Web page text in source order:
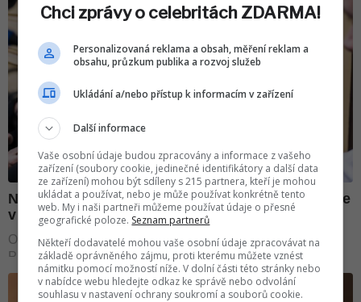
Chci zprávy o celebritách ZDARMA!
Personalizovaná reklama a obsah, měření reklam a
obsahu, průzkum publika a rozvoj služeb
Ukládání a/nebo přístup k informacím v zařízení
Další informace
Vaše osobní údaje budou zpracovány a informace z vašeho
zařízení (soubory cookie, jedinečné identifikátory a další data
ze zařízení) mohou být sdíleny s 215 partnera, kteří je mohou
ukládat a používat, nebo je může používat konkrétně tento
web. My i naši partneři můžeme používat údaje o přesné
geografické poloze. Seznam partnerů
Někteří dodavatelé mohou vaše osobní údaje zpracovávat na
základě oprávněného zájmu, proti kterému můžete vznést
námitku pomocí možností níže. V dolní části této stránky nebo
v nabídce webu hledejte odkaz ke správě nebo odvolání
souhlasu v nastavení ochrany soukromí a souborů cookie.